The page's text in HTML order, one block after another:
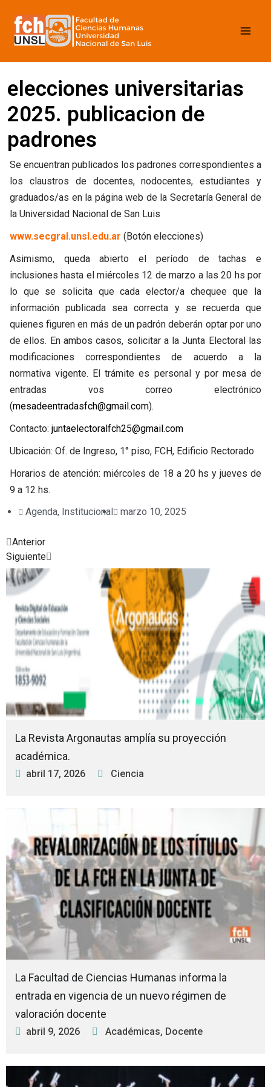
contenido
elecciones universitarias
2025. publicacion de
padrones
Se encuentran publicados los padrones correspondientes a
los claustros de docentes, nodocentes, estudiantes y
graduados/as en la página web de la Secretaría General de
la Universidad Nacional de San Luis
www.secgral.unsl.edu.ar (Botón elecciones)
Asimismo, queda abierto el período de tachas e
inclusiones hasta el miércoles 12 de marzo a las 20 hs por
lo que se solicita que cada elector/a chequee que la
información publicada sea correcta y se recuerda que
quienes figuren en más de un padrón deberán optar por uno
de ellos. En ambos casos, solicitar a la Junta Electoral las
modificaciones correspondientes de acuerdo a la
normativa vigente. El trámite es personal y por mesa de
entradas vos correo electrónico
(mesadeentradasfch@gmail.com).
Contacto: juntaelectoralfch25@gmail.com
Ubicación: Of. de Ingreso, 1° piso, FCH, Edificio Rectorado
Horarios de atención: miércoles de 18 a 20 hs y jueves de
9 a 12 hs.
Agenda, Institucional marzo 10, 2025
Prev
Anterior
Siguiente
La Revista Argonautas amplía su proyección
académica.
abril 17, 2026
Posted
in
Ciencia
La Facultad de Ciencias Humanas informa la
entrada en vigencia de un nuevo régimen de
valoración docente
abril 9, 2026
Posted
in
Académicas, Docente
Posted
Posted
in
Posted
in
Posted
in
Posted
in